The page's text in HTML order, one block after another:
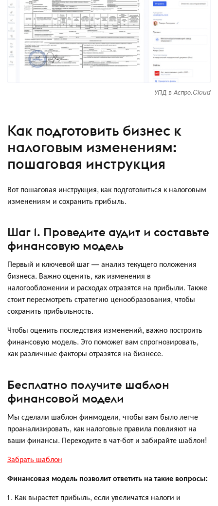
УПД в Аспро.Cloud
Как подготовить бизнес к
налоговым изменениям:
пошаговая инструкция
Вот пошаговая инструкция, как подготовиться к налоговым
изменениям и сохранить прибыль.
Шаг 1. Проведите аудит и составьте
финансовую модель
Первый и ключевой шаг — анализ текущего положения
бизнеса. Важно оценить, как изменения в
налогообложении и расходах отразятся на прибыли. Также
стоит пересмотреть стратегию ценообразования, чтобы
сохранить прибыльность.
Чтобы оценить последствия изменений, важно построить
финансовую модель. Это поможет вам спрогнозировать,
как различные факторы отразятся на бизнесе.
Бесплатно получите шаблон
финансовой модели
Мы сделали шаблон финмодели, чтобы вам было легче
проанализировать, как налоговые правила повлияют на
ваши финансы. Переходите в чат-бот и забирайте шаблон!
Забрать шаблон
Финансовая модель позволит ответить на такие вопросы:
Как вырастет прибыль, если увеличатся налоги и